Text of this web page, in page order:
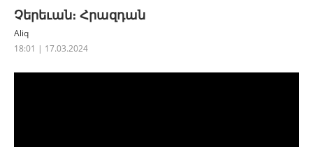
Չերեւան։ Հրազդան
Aliq
18:01 | 17.03.2024